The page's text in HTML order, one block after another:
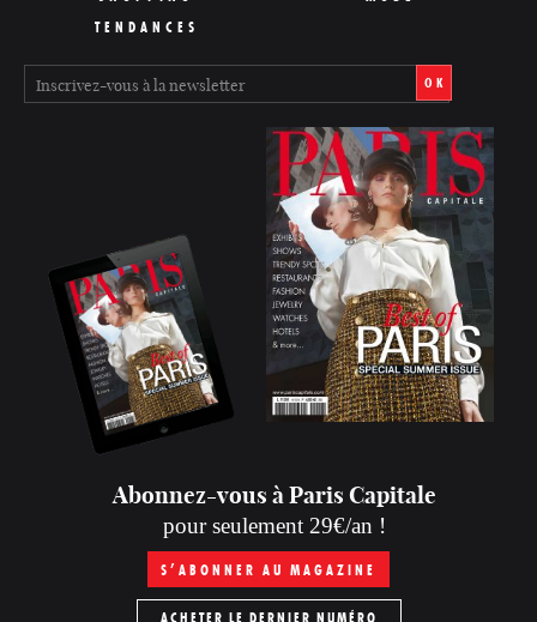
TENDANCES
OK
Abonnez-vous à Paris Capitale
pour seulement 29€/an !
S’ABONNER AU MAGAZINE
ACHETER LE DERNIER NUMÉRO